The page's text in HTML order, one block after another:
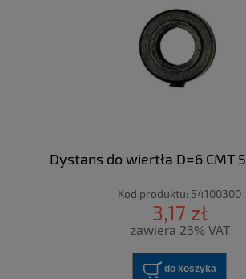
Dystans do wiertła D=6 CMT
Kod produktu: 54100300
3,17 zł
zawiera 23% VAT
do koszyka